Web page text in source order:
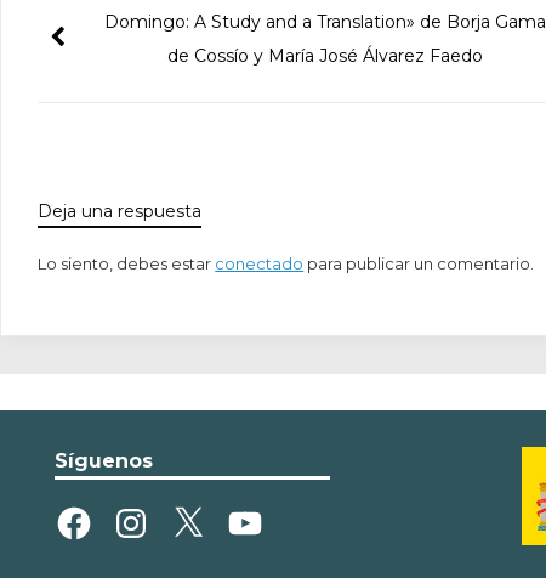
Domingo: A Study and a Translation» de Borja Gama
de Cossío y María José Álvarez Faedo
Deja una respuesta
Lo siento, debes estar conectado para publicar un comentario.
Síguenos
FacebookInstagram
X YouTube